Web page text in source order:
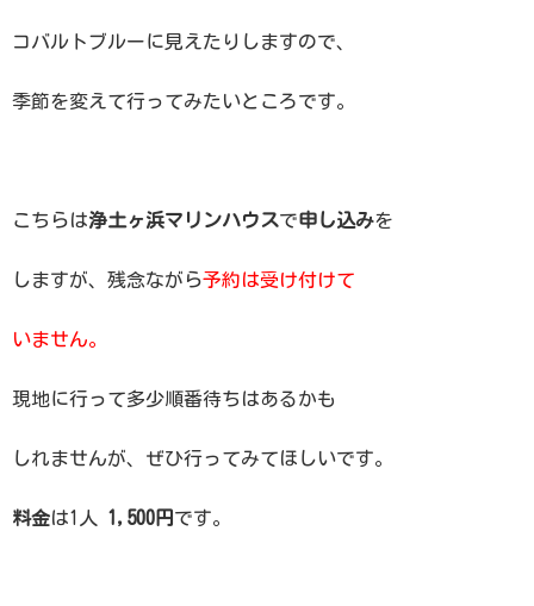
コバルトブルーに見えたりしますので、
季節を変えて行ってみたいところです。
こちらは浄土ヶ浜マリンハウスで申し込みを
しますが、残念ながら予約は受け付けて
いません。
現地に行って多少順番待ちはあるかも
しれませんが、ぜひ行ってみてほしいです。
料金は1人 1,500円 です。